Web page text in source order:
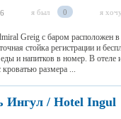
я был 0 я
Greig с баром расположен в
стойка регистрации и
еды и напитков в номер. В
размера ...
Ингул / Hotel Ingul